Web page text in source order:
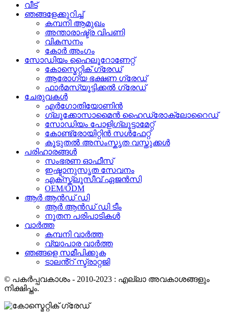
വീട്
ഞങ്ങളേക്കുറിച്ച്
കമ്പനി ആമുഖം
അന്താരാഷ്ട്ര വിപണി
വികസനം
കോർ അംഗം
സോഡിയം ഹൈലൂറോണേറ്റ്
കോസ്മെറ്റിക് ഗ്രേഡ്
ആരോഗ്യ ഭക്ഷണ ഗ്രേഡ്
ഫാർമസ്യൂട്ടിക്കൽ ഗ്രേഡ്
ചേരുവകൾ
എർഗോതിയോണിൻ
ഗ്ലൂക്കോസാമൈൻ ഹൈഡ്രോക്ലോറൈഡ്
സോഡിയം പോളിഗ്ലൂട്ടാമേറ്റ്
കോണ്ട്രോയിറ്റിൻ സൾഫേറ്റ്
കൂടുതൽ അസംസ്കൃത വസ്തുക്കൾ
പരിഹാരങ്ങൾ
സംഭരണ ​​ഓഫീസ്
ഇഷ്ടാനുസൃത സേവനം
എക്സ്ക്ലൂസീവ് ഏജൻസി
OEM/ODM
ആർ ആൻഡ് ഡി
ആർ ആൻഡ് ഡി ടീം
നൂതന പരിപാടികൾ
വാർത്ത
കമ്പനി വാർത്ത
വ്യാപാര വാർത്ത
ഞങ്ങളെ സമീപിക്കുക
ടാലൻ്റ് സ്ട്രാറ്റജി
© പകർപ്പവകാശം - 2010-2023 : എല്ലാ അവകാശങ്ങളും
നിക്ഷിപ്തം.